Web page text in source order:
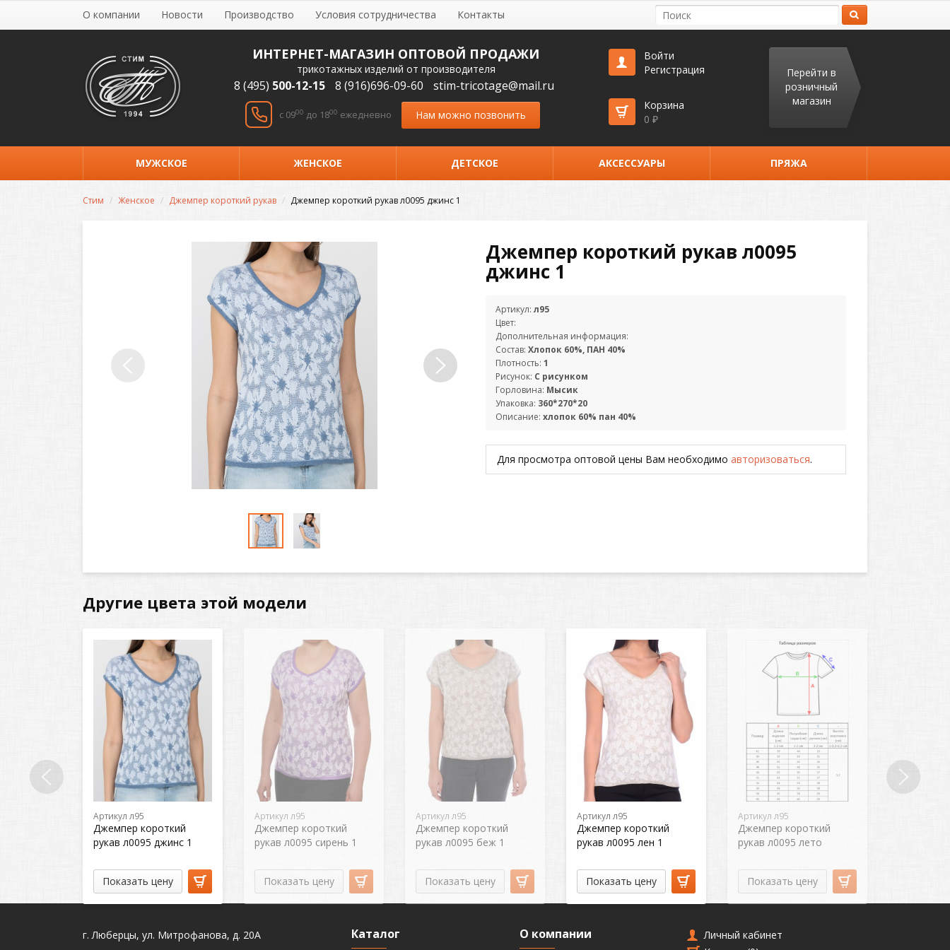
О компании Новости Производство Условия сотрудничества Контакты
ИНТЕРНЕТ-МАГАЗИН ОПТОВОЙ ПРОДАЖИ
трикотажных изделий от производителя
8 (495) 500-12-15 8 (916)696-09-60 stim-tricotage@mail.ru
c 0900 до 1800 ежедневно Нам можно позвонить
Войти
Регистрация
Корзина
0 ₽
Перейти в
розничный
магазин
МУЖСКОЕ ЖЕНСКОЕ ДЕТСКОЕ АКСЕССУАРЫ ПРЯЖА
Стим Женское Джемпер короткий рукав Джемпер короткий рукав л0095 джинс 1
Джемпер короткий рукав л0095
джинс 1
Артикул: л95
Цвет:
Дополнительная информация:
Состав: Хлопок 60%, ПАН 40%
Плотность: 1
Рисунок: С рисунком
Горловина: Мысик
Упаковка: 360*270*20
Описание: хлопок 60% пан 40%
Для просмотра оптовой цены Вам необходимо авторизоваться.
Другие цвета этой модели
Артикул л95
Джемпер короткий
рукав л0095 джинс 1
Показать цену
Артикул л95
Джемпер короткий
рукав л0095 сирень 1
Показать цену
Артикул л95
Джемпер короткий
рукав л0095 беж 1
Показать цену
Артикул л95
Джемпер короткий
рукав л0095 лен 1
Показать цену
Артикул л95
Джемпер короткий
рукав л0095 лето
Показать цену
г. Люберцы, ул. Митрофанова, д. 20А Каталог О компании
Личный кабинет